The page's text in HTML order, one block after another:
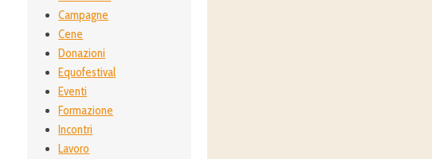
Campagne
Cene
Donazioni
Equofestival
Eventi
Formazione
Incontri
Lavoro